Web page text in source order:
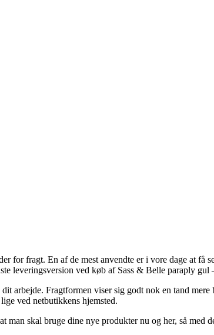
fragt. En af de mest anvendte er i vore dage at få
leveringsversion ved køb af Sass & Belle paraply gul
arbejde. Fragtformen viser sig godt nok en tand
ved netbutikkens hjemsted.
skal bruge dine nye produkter nu og her, så med